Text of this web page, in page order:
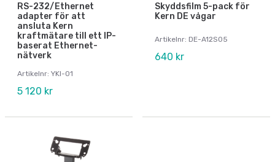
RS-232/Ethernet
adapter för att
ansluta Kern
kraftmätare till ett IP-
baserat Ethernet-
nätverk
Artikelnr: YKI-01
5 120 kr
Skyddsfilm 5-pack för
Kern DE vågar
Artikelnr: DE-A12S05
640 kr